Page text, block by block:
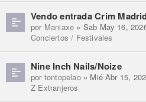
Vendo entrada Crim
por Maniaxe » Sab May 16,
Conciertos / Festivales
Nine Inch Nails/Noize
por tontopelao» Mié Abr 15,
Z Extranjeros